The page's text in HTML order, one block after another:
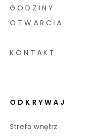
GODZINY
OTWARCIA
KONTAKT
ODKRYWAJ
Strefa wnętrz